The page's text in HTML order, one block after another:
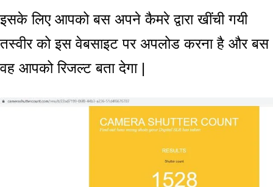
इसके लिए आपको बस अपने कैमरे द्वारा खींची गयी
तस्वीर को इस वेबसाइट पर अपलोड करना है और बस
वह आपको रिजल्ट बता देगा |